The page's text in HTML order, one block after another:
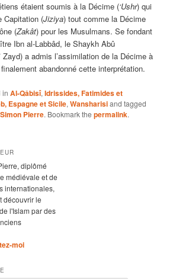
étaient soumis à la Décime (‘Ushr) qui
Capitation (Jiziya) tout comme la Décime
(Zakât) pour les Musulmans. Se fondant
Ibn al-Labbâd, le Shaykh Abû
a admis l’assimilation de la Décime à
abandonné cette interprétation.
inAl-Qâbisî,Idrissides, Fatimides et
Espagne et Sicile,Wansharisiand tagged
Simon Pierre. Bookmark thepermalink.
diplômé
médiévale et de
internationales,
découvrir le
l'Islam par des
moi